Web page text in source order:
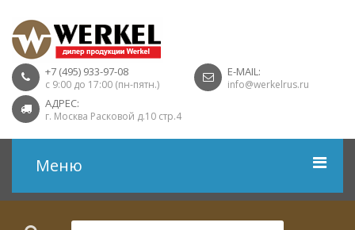
+7 (495) 933-97-08
с 9:00 до 17:00 (пн-пятн.)
E-MAIL:
info@werkelrus.ru
АДРЕС:
г. Москва Расковой д.10 стр.4
Меню